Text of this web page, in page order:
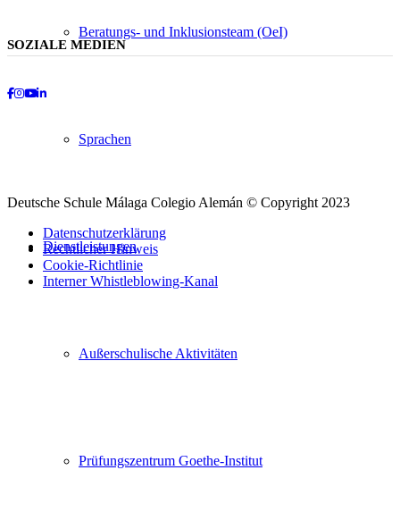
Beratungs- und Inklusionsteam (OeI)
Sprachen
Dienstleistungen
Außerschulische Aktivitäten
Prüfungszentrum Goethe-Institut
SOZIALE MEDIEN
Deutsche Schule Málaga Colegio Alemán © Copyright 2023
Datenschutzerklärung
Rechtlicher Hinweis
Cookie-Richtlinie
Interner Whistleblowing-Kanal